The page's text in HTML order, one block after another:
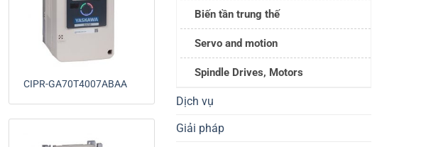
CIPR-GA70T4007ABAA
Biến tần trung thế
Servo and motion
Spindle Drives, Motors
Dịch vụ
Giải pháp